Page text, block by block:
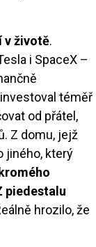
v životě.
i SpaceX –
téměř
od přátel,
Z domu, jejž
jiného, který
piedestalu
hrozilo, že